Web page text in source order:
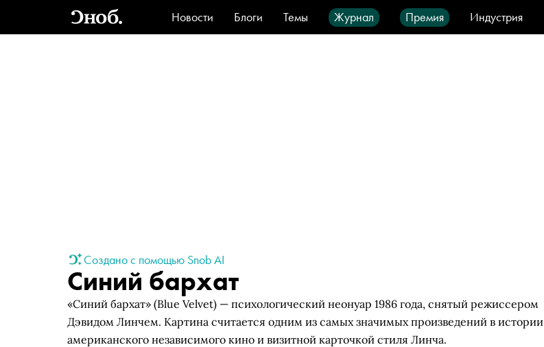
Новости Блоги Темы Журнал Премия
Индустрия
Стиль
Видео Город IT-продукты
Создано с помощью Snob AI
Синий бархат
«Синий бархат» (Blue Velvet) — психологический неонуар 1986 года, снятый режиссером
Дэвидом Линчем. Картина считается одним из самых значимых произведений в истории
американского независимого кино и визитной карточкой стиля Линча.